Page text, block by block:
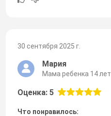
30 сентября 2025 г.
Мария
Мама ребенка 14 лет
Оценка: 5
Что понравилось: